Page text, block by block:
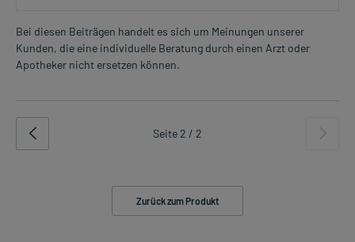
Bei diesen Beiträgen handelt es sich um Meinungen unserer
Kunden, die eine individuelle Beratung durch einen Arzt oder
Apotheker nicht ersetzen können.
Seite 2 / 2
Zurück zum Produkt